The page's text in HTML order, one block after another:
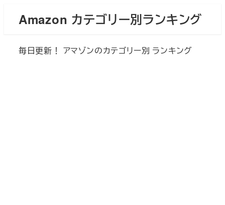
Amazon カテゴリー別ランキング
毎日更新！ アマゾンのカテゴリー別 ランキング